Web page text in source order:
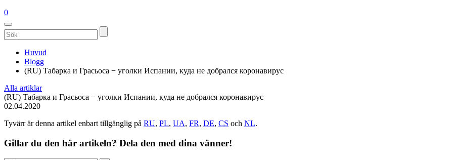
0
Huvud
Blogg
(RU) Табарка и Грасьоса − уголки Испании, куда не добрался коронавирус
Alla artiklar
(RU) Табарка и Грасьоса − уголки Испании, куда не добрался коронавирус
02.04.2020
Tyvärr är denna artikel enbart tillgänglig på RU, PL, UA, FR, DE, CS och NL.
Gillar du den här artikeln? Dela den med dina vänner!